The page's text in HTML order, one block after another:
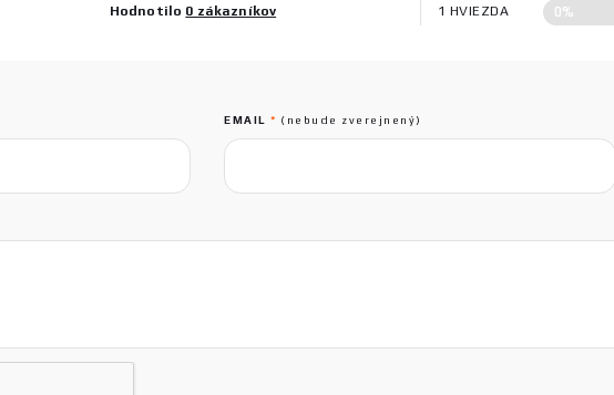
Hodnotilo 0 zákazníkov 1 HVIEZDA 0%
EMAIL* (nebude zverejnený)